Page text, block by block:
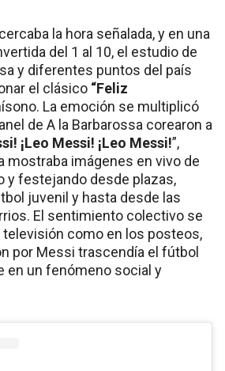
la hora señalada, y en una
del 1 al 10, el estudio de
y diferentes puntos del país
el clásico “Feliz
La emoción se multiplicó
de A la Barbarossa corearon a
¡Leo Messi! ¡Leo Messi!”,
mostraba imágenes en vivo de
y festejando desde plazas,
juvenil y hasta desde las
El sentimiento colectivo se
televisión como en los posteos,
por Messi trascendía el fútbol
en un fenómeno social y